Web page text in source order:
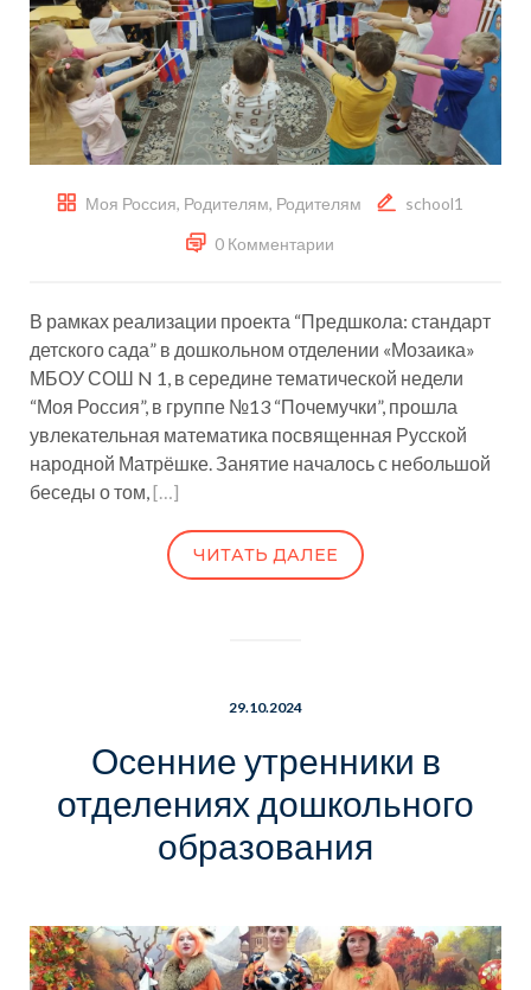
Моя Россия, Родителям, Родителям
school1
0 Комментарии
В рамках реализации проекта “Предшкола: стандарт
детского сада” в дошкольном отделении «Мозаика»
МБОУ СОШ N 1, в середине тематической недели
“Моя Россия”, в группе №13 “Почемучки”, прошла
увлекательная математика посвященная Русской
народной Матрёшке. Занятие началось с небольшой
беседы о том, […]
ЧИТАТЬ ДАЛЕЕ
29.10.2024
Осенние утренники в
отделениях дошкольного
образования